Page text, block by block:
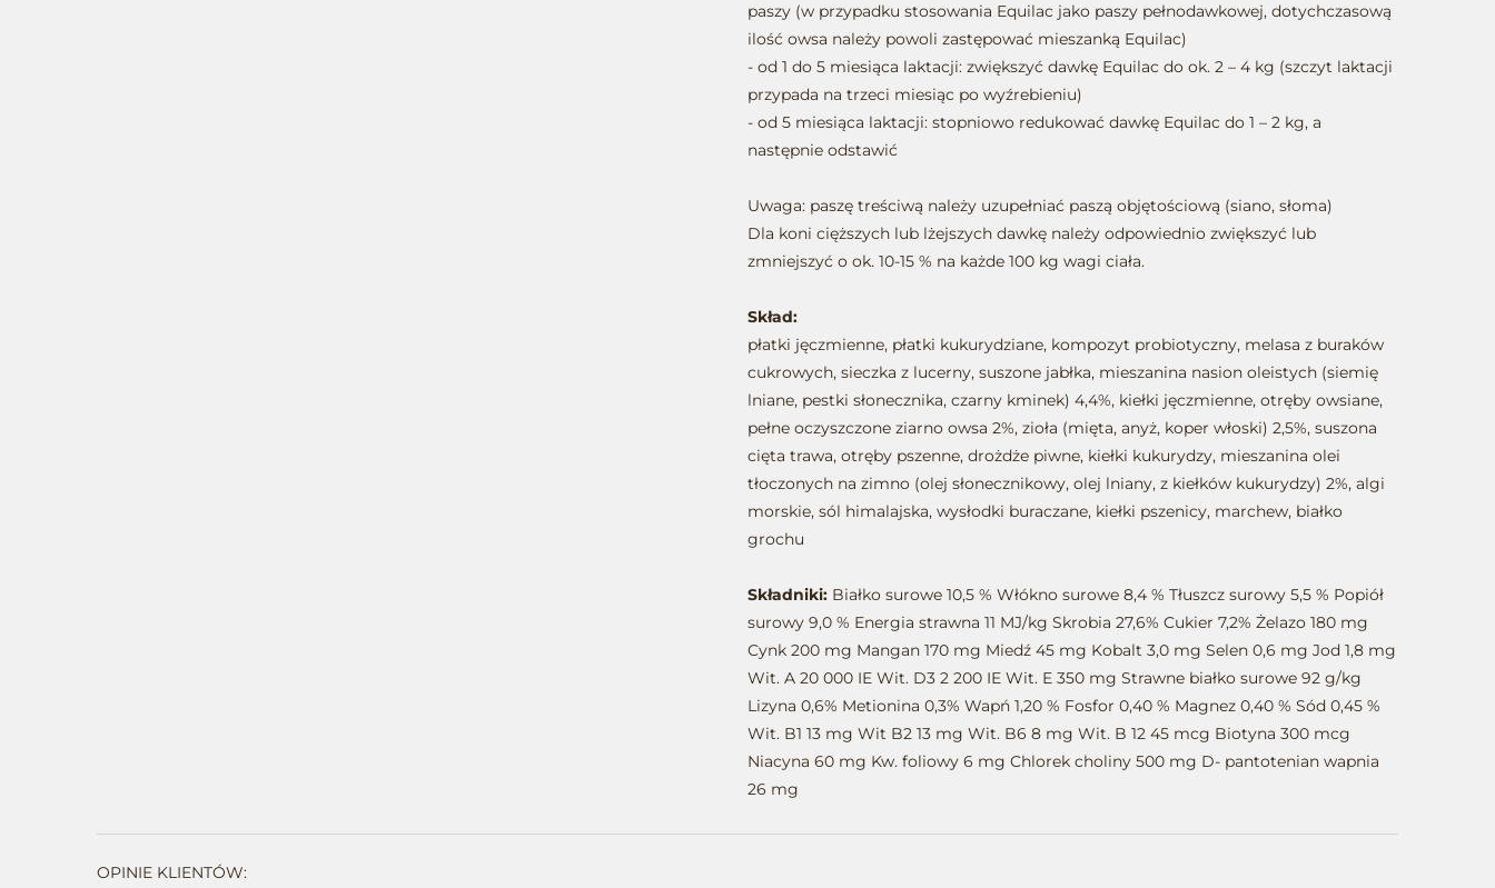
paszy (w przypadku stosowania Equilac jako paszy pełnodawkowej, dotychczasową
ilość owsa należy powoli zastępować mieszanką Equilac)
- od 1 do 5 miesiąca laktacji: zwiększyć dawkę Equilac do ok. 2 – 4 kg (szczyt laktacji
przypada na trzeci miesiąc po wyźrebieniu)
- od 5 miesiąca laktacji: stopniowo redukować dawkę Equilac do 1 – 2 kg, a
następnie odstawić
Uwaga: paszę treściwą należy uzupełniać paszą objętościową (siano, słoma)
Dla koni cięższych lub lżejszych dawkę należy odpowiednio zwiększyć lub
zmniejszyć o ok. 10-15 % na każde 100 kg wagi ciała.
Skład:
płatki jęczmienne, płatki kukurydziane, kompozyt probiotyczny, melasa z buraków
cukrowych, sieczka z lucerny, suszone jabłka, mieszanina nasion oleistych (siemię
lniane, pestki słonecznika, czarny kminek) 4,4%, kiełki jęczmienne, otręby owsiane,
pełne oczyszczone ziarno owsa 2%, zioła (mięta, anyż, koper włoski) 2,5%, suszona
cięta trawa, otręby pszenne, drożdże piwne, kiełki kukurydzy, mieszanina olei
tłoczonych na zimno (olej słonecznikowy, olej lniany, z kiełków kukurydzy) 2%, algi
morskie, sól himalajska, wysłodki buraczane, kiełki pszenicy, marchew, białko
grochu
Składniki: Białko surowe 10,5 % Włókno surowe 8,4 % Tłuszcz surowy 5,5 % Popiół
surowy 9,0 % Energia strawna 11 MJ/kg Skrobia 27,6% Cukier 7,2% Żelazo 180 mg
Cynk 200 mg Mangan 170 mg Miedź 45 mg Kobalt 3,0 mg Selen 0,6 mg Jod 1,8 mg
Wit. A 20 000 IE Wit. D3 2 200 IE Wit. E 350 mg Strawne białko surowe 92 g/kg
Lizyna 0,6% Metionina 0,3% Wapń 1,20 % Fosfor 0,40 % Magnez 0,40 % Sód 0,45 %
Wit. B1 13 mg Wit B2 13 mg Wit. B6 8 mg Wit. B 12 45 mcg Biotyna 300 mcg
Niacyna 60 mg Kw. foliowy 6 mg Chlorek choliny 500 mg D- pantotenian wapnia
26 mg
OPINIE KLIENTÓW: